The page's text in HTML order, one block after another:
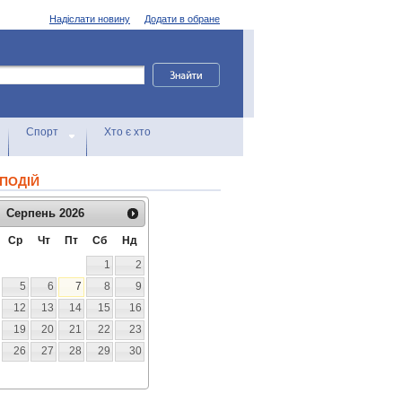
Додати в обране
Надіслати новину
Спорт Хто є хто
Серпень 2026
Ср Чт Пт Сб
Нд
1
2
5 6 7 8
9
12 13 14 15
16
19 20 21 22
23
26 27 28 29
30